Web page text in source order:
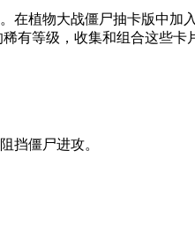
在植物大战僵尸抽卡版中
有等级，收集和组合这些卡
挡僵尸进攻。